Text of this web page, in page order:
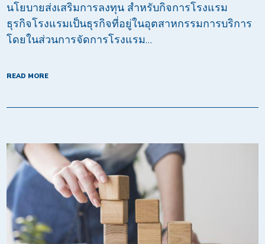
นโยบายส่งเสริมการลงทุน สำหรับกิจการโรงแรม
ธุรกิจโรงแรมเป็นธุรกิจที่อยู่ในอุตสาหกรรมการบริการ
โดยในส่วนการจัดการโรงแรม…
READ MORE